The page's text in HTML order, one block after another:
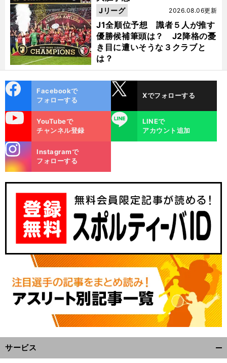
？
保建英はワールドカップで活躍できるのか
スペイン人記者が指摘するパフォーマンス低下と来季移籍話
J1全順位予想 識者５人が推す
優勝候補筆頭は？ J2降格の憂
き目に遭いそうな３クラブと
は？
2026.08.06更新
Jリーグ
ok
Facebookで
フォローする
Xでフォローする
YouTubeで
チャンネル登録
LINE
LINEで
アカウント追加
m
Instagramで
フォローする
サービス